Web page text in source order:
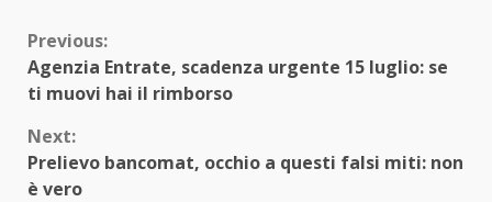
Continue
Reading
Previous:
Agenzia Entrate, scadenza urgente 15 luglio: se
ti muovi hai il rimborso
Next:
Prelievo bancomat, occhio a questi falsi miti: non
è vero